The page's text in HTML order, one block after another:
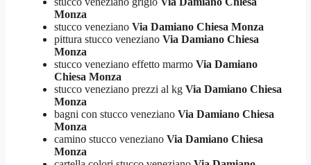
Monza
stucco veneziano Via Damiano Chiesa Monza
pittura stucco veneziano Via Damiano Chiesa
Monza
stucco veneziano effetto marmo Via Damiano
Chiesa Monza
stucco veneziano prezzi al kg Via Damiano Chiesa
Monza
bagni con stucco veneziano Via Damiano Chiesa
Monza
camino stucco veneziano Via Damiano Chiesa
Monza